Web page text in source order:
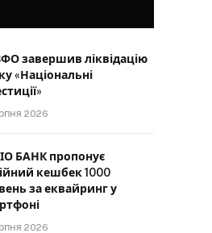
завершив ліквідацію
«Національні
2026
БАНК пропонує
кешбек 1000
за еквайринг у
2026